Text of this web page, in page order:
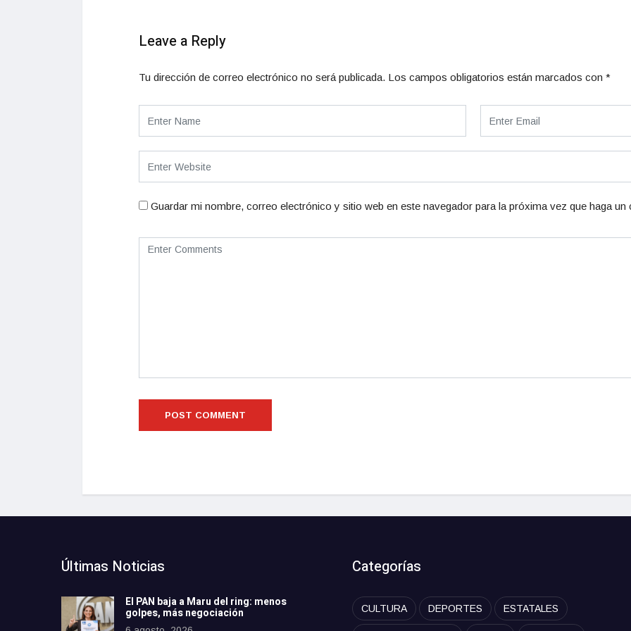
Leave a Reply
Tu dirección de correo electrónico no será publicada. Los campos obligatorios están marcados con *
Guardar mi nombre, correo electrónico y sitio web en este navegador para la próxima vez que haga un
Últimas Noticias
El PAN baja a Maru del ring: menos
golpes, más negociación
Categorías
CULTURA DEPORTES ESTATALES